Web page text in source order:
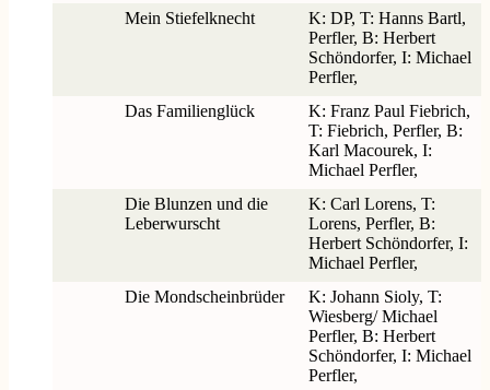
Mein Stiefelknecht
K: DP, T: Hanns Bartl,
Perfler, B: Herbert
Schöndorfer, I: Michael
Perfler,
Das Familienglück
K: Franz Paul Fiebrich,
T: Fiebrich, Perfler, B:
Karl Macourek, I:
Michael Perfler,
Die Blunzen und die
Leberwurscht
K: Carl Lorens, T:
Lorens, Perfler, B:
Herbert Schöndorfer, I:
Michael Perfler,
Die Mondscheinbrüder
K: Johann Sioly, T:
Wiesberg/ Michael
Perfler, B: Herbert
Schöndorfer, I: Michael
Perfler,